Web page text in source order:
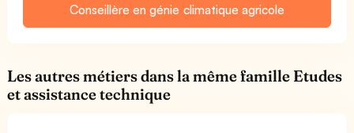
Conseillère en génie climatique agricole
Les autres métiers dans la même famille Etudes
et assistance technique